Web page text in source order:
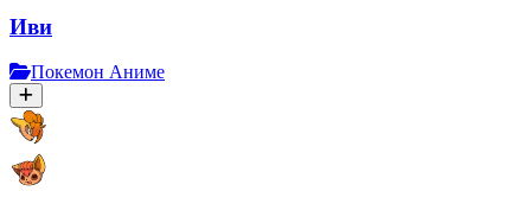
Иви
Покемон Аниме